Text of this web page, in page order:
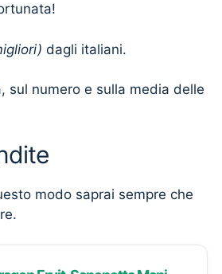
dagli italiani.
sul numero e sulla media delle
modo saprai sempre che